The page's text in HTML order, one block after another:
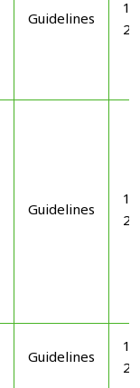
Guidelines
Guidelines
Guidelines